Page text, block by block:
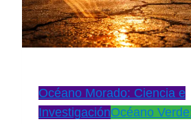
Océano Morado: Ciencia e
InvestigaciónOcéano